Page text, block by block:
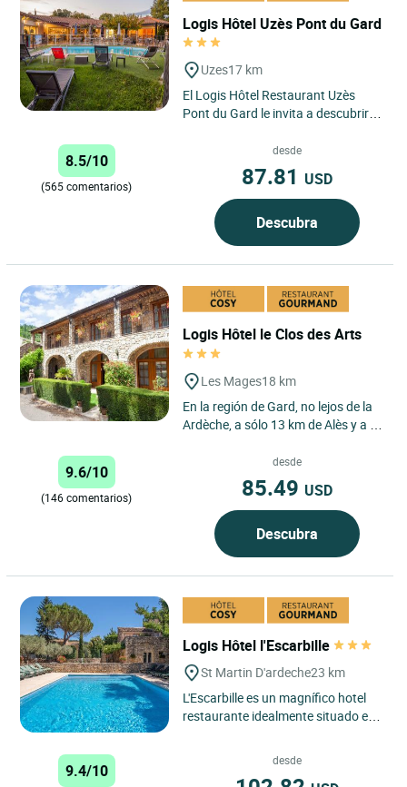
Logis Hôtel Uzès Pont du Gard
Uzes17 km
El Logis Hôtel Restaurant Uzès
Pont du Gard le invita a descubrir
la región de Occitania....
8.5/10
(565 comentarios)
desde
87.81 USD
Descubra
Logis Hôtel le Clos des Arts
Les Mages18 km
En la región de Gard, no lejos de la
Ardèche, a sólo 13 km de Alès y a 5
de la prestigiosa...
9.6/10
(146 comentarios)
desde
85.49 USD
Descubra
Logis Hôtel l'Escarbille
St Martin D'ardeche23 km
L'Escarbille es un magnífico hotel
restaurante idealmente situado en
lugares emblemáticos...
9.4/10
desde